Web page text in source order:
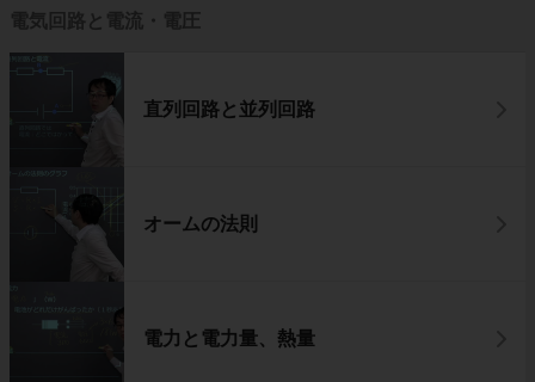
電気回路と電流・電圧
直列回路と並列回路
オームの法則
電力と電力量、熱量